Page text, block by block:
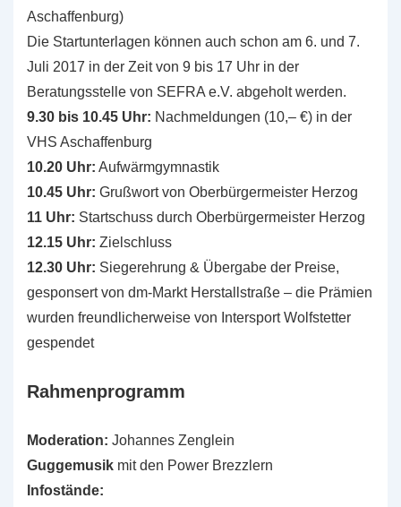
Aschaffenburg)
Die Startunterlagen können auch schon am 6. und 7.
Juli 2017 in der Zeit von 9 bis 17 Uhr in der
Beratungsstelle von SEFRA e.V. abgeholt werden.
9.30 bis 10.45 Uhr: Nachmeldungen (10,– €) in der
VHS Aschaffenburg
10.20 Uhr: Aufwärmgymnastik
10.45 Uhr: Grußwort von Oberbürgermeister Herzog
11 Uhr: Startschuss durch Oberbürgermeister Herzog
12.15 Uhr: Zielschluss
12.30 Uhr: Siegerehrung & Übergabe der Preise,
gesponsert von dm-Markt Herstallstraße – die Prämien
wurden freundlicherweise von Intersport Wolfstetter
gespendet
Rahmenprogramm
Moderation: Johannes Zenglein
Guggemusik mit den Power Brezzlern
Infostände: